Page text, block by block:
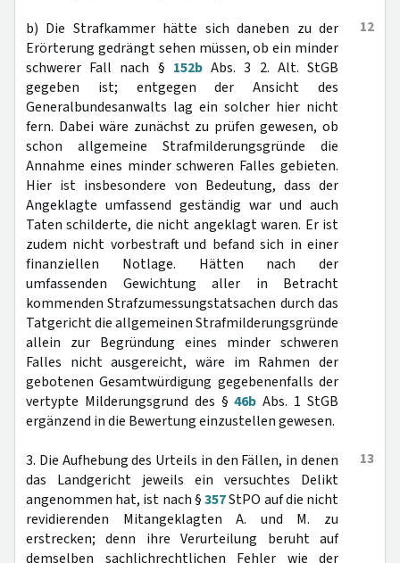
12
b) Die Strafkammer hätte sich daneben zu der
Erörterung gedrängt sehen müssen, ob ein minder
schwerer Fall nach § 152bAbs. 3 2. Alt. StGB
gegeben ist; entgegen der Ansicht des
Generalbundesanwalts lag ein solcher hier nicht
fern. Dabei wäre zunächst zu prüfen gewesen, ob
schon allgemeine Strafmilderungsgründe die
Annahme eines minder schweren Falles gebieten.
Hier ist insbesondere von Bedeutung, dass der
Angeklagte umfassend geständig war und auch
Taten schilderte, die nicht angeklagt waren. Er ist
zudem nicht vorbestraft und befand sich in einer
finanziellen Notlage. Hätten nach der
umfassenden Gewichtung aller in Betracht
kommenden Strafzumessungstatsachen durch das
Tatgericht die allgemeinen Strafmilderungsgründe
allein zur Begründung eines minder schweren
Falles nicht ausgereicht, wäre im Rahmen der
gebotenen Gesamtwürdigung gegebenenfalls der
vertypte Milderungsgrund des §46b Abs. 1 StGB
ergänzend in die Bewertung einzustellen gewesen.
13
3. Die Aufhebung des Urteils in den Fällen, in denen
das Landgericht jeweils ein versuchtes Delikt
angenommen hat, ist nach §357StPO auf die nicht
revidierenden Mitangeklagten A. und M. zu
erstrecken; denn ihre Verurteilung beruht auf
demselben sachlichrechtlichen Fehler wie der